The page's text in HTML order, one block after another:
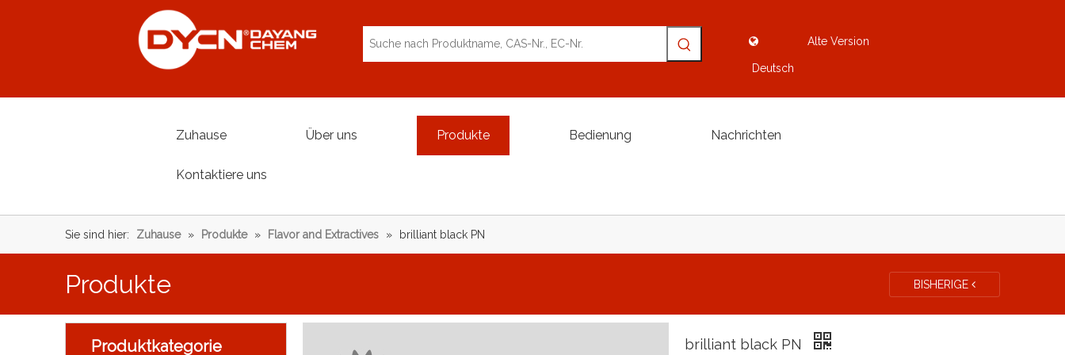
Deutsch
Alte Version
Zuhause Über uns Produkte Bedienung Nachrichten
Kontaktiere uns
Sie sind hier: Zuhause » Produkte » Flavor and Extractives » brilliant black PN
Produkte BISHERIGE
Produktkategorie brilliant black PN